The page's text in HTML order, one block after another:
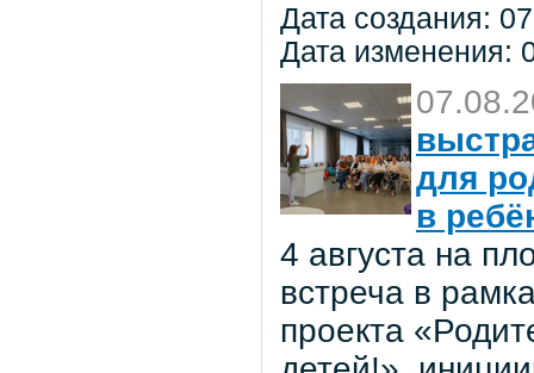
Дата создания:
Дата изменения:
для
в
4 августа на
встреча в
проекта